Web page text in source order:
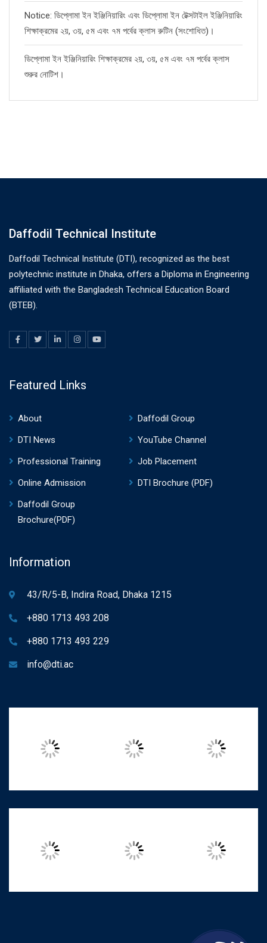
Notice: ডিপ্লোমা ইন ইঞ্জিনিয়ারিং এবং ডিপ্লোমা ইন টেক্সটাইল ইঞ্জিনিয়ারিং
শিক্ষাক্রমের ২য়, ৩য়, ৫ম এবং ৭ম পর্বের ক্লাস রুটিন (সংশোধিত)।
ডিপ্লোমা ইন ইঞ্জিনিয়ারিং শিক্ষাক্রমের ২য়, ৩য়, ৫ম এবং ৭ম পর্বের ক্লাস
শুরুর নোটিশ।
Daffodil Technical Institute
Daffodil Technical Institute (DTI), recognized as the best
polytechnic institute in Dhaka, offers a Diploma in Engineering
affiliated with the Bangladesh Technical Education Board
(BTEB).
Featured Links
About
Daffodil Group
DTI News
YouTube Channel
Professional Training
Job Placement
Online Admission
DTI Brochure (PDF)
Daffodil Group
Brochure(PDF)
Information
43/R/5-B, Indira Road, Dhaka 1215
+880 1713 493 208
+880 1713 493 229
info@dti.ac